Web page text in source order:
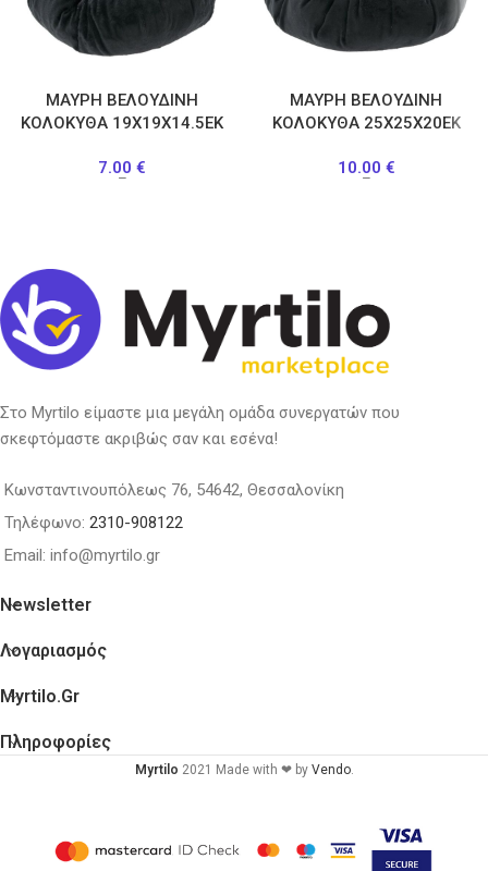
ΜΑΥΡΗ ΒΕΛΟΥΔΙΝΗ
ΚΟΛΟΚΥΘΑ 19Χ19Χ14.5ΕΚ
7.00 €
–
ΜΑΥΡΗ ΒΕΛΟΥΔΙΝΗ
ΚΟΛΟΚΥΘΑ 25Χ25Χ20ΕΚ
10.00 €
–
Στο Myrtilo είμαστε μια μεγάλη ομάδα συνεργατών που
σκεφτόμαστε ακριβώς σαν και εσένα!
Κωνσταντινουπόλεως 76, 54642, Θεσσαλονίκη
Τηλέφωνο: 2310-908122
Email: info@myrtilo.gr
Newsletter
Λογαριασμός
Myrtilo.gr
Πληροφορίες
Myrtilo 2021 Made with ❤ by Vendo.